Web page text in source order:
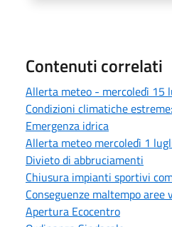
Contenuti correlati
Allerta meteo - mercoledì 15
Condizioni climatiche
Emergenza idrica
Allerta meteo mercoledì 1
Divieto di abbruciamenti
Chiusura impianti sportivi
Conseguenze maltempo aree
Apertura Ecocentro